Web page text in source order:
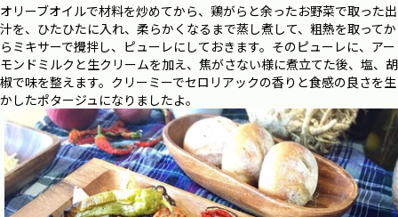
オリーブオイルで材料を炒めてから、鶏がらと余ったお野菜で取った出
汁を、ひたひたに入れ、柔らかくなるまで蒸し煮して、粗熱を取ってか
らミキサーで攪拌し、ピューレにしておきます。そのピューレに、アー
モンドミルクと生クリームを加え、焦がさない様に煮立てた後、塩、胡
椒で味を整えます。クリーミーでセロリアックの香りと食感の良さを生
かしたポタージュになりましたよ。